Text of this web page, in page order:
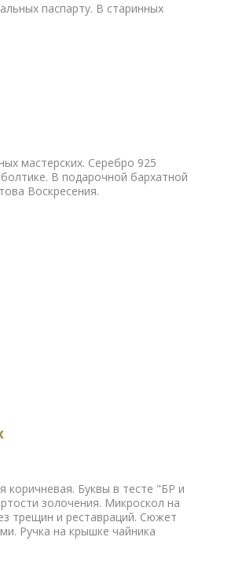
паспарту. В старинных
мастерских. Серебро 925
В подарочной бархатной
Воскресения.
коричневая. Буквы в тесте "БР и
золочения. Микроскол на
трещин и реставраций. Сюжет
Ручка на крышке чайника